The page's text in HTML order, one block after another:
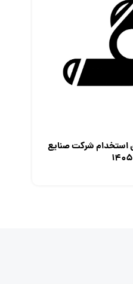
استخدام شرکت صنایع